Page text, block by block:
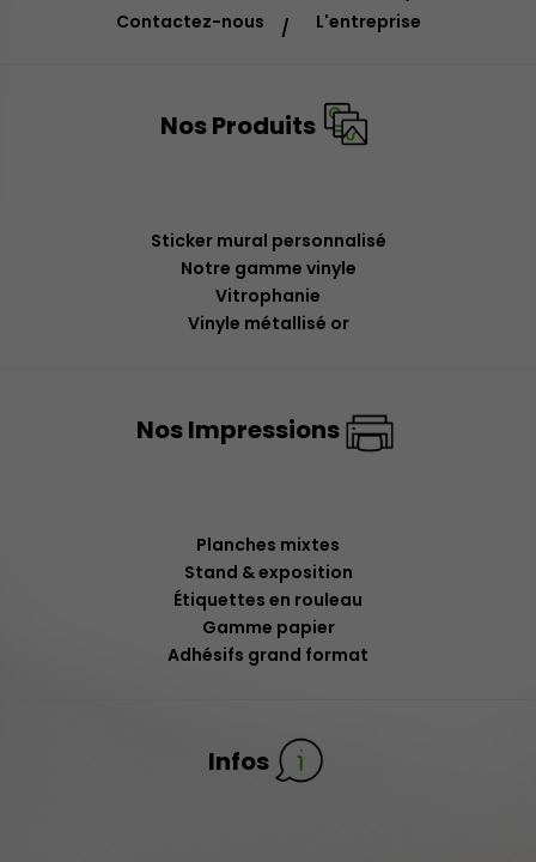
Contactez-nous
L'entreprise
Nos Produits
Sticker mural personnalisé
Notre gamme vinyle
Vitrophanie
Vinyle métallisé or
Nos Impressions
Planches mixtes
Stand & exposition
Étiquettes en rouleau
Gamme papier
Adhésifs grand format
Infos